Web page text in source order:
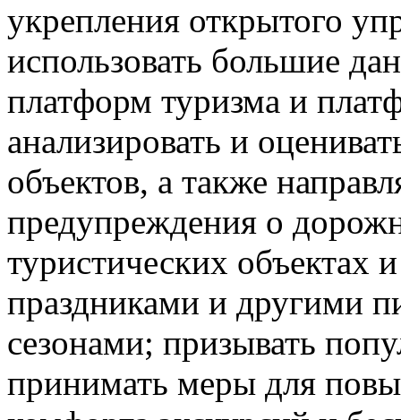
укрепления открытого
использовать большие
платформ туризма и
анализировать и
объектов, а также
предупреждения о
туристических объектах
праздниками и другими
сезонами; призывать
принимать меры для